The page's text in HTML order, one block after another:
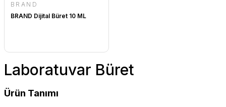
BRAND
BRAND Dijital Büret 10 ML
Laboratuvar Büret
Ürün Tanımı